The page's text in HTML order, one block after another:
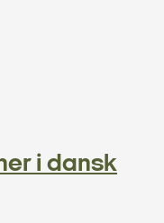
i dansk